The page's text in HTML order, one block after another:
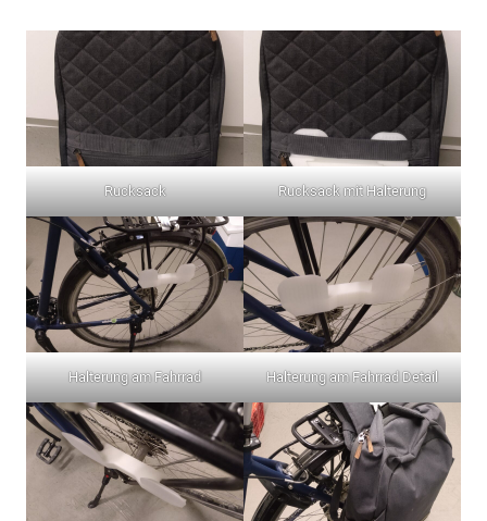
Rucksack Rucksack mit Halterung
Halterung am Fahrrad Halterung am Fahrrad Detail